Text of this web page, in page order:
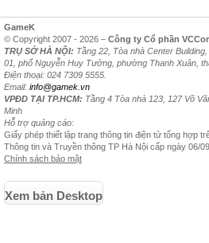
GameK
© Copyright 2007 - 2026 – Công ty Cổ phần
TRỤ SỞ HÀ NỘI: Tầng 22, Tòa nhà Center
01, phố Nguyễn Huy Tưởng, phường Thanh Xuân,
Điện thoại: 024 7309 5555.
Email: info@gamek.vn
VPĐD TẠI TP.HCM: Tầng 4 Tòa nhà 123, 127 Võ
Minh
Hỗ trợ quảng cáo:
Giấy phép thiết lập trang thông tin điện tử tổng hợp
Thông tin và Truyền thông TP Hà Nội cấp ngày 06/
Chính sách bảo mật
Xem bản Desktop